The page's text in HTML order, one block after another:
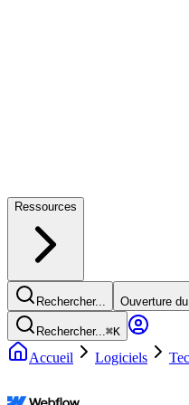
Ressources
Rechercher... Ouverture
Rechercher...⌘K
Accueil Logiciels